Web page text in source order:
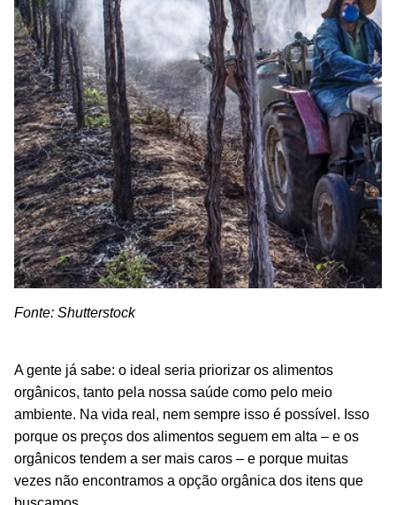
Fonte: Shutterstock
A gente já sabe: o ideal seria priorizar os alimentos
orgânicos, tanto pela nossa saúde como pelo meio
ambiente. Na vida real, nem sempre isso é possível. Isso
porque os preços dos alimentos seguem em alta – e os
orgânicos tendem a ser mais caros – e porque muitas
vezes não encontramos a opção orgânica dos itens que